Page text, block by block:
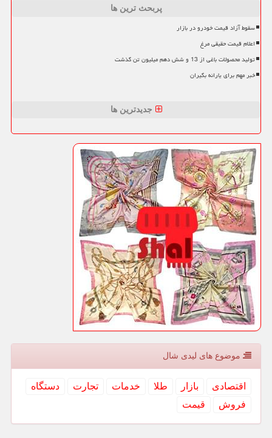
پربحث ترین ها
سقوط آزاد قیمت خودرو در بازار
اعلام قیمت حقیقی مرغ
تولید محصولات باغی از 13 و شش دهم میلیون تن گذشت
خبر مهم برای یارانه بگیران
جدیدترین ها
موضوع های لیدی شال
اقتصادی بازار طلا خدمات تجارت
دستگاه
فروش
قیمت